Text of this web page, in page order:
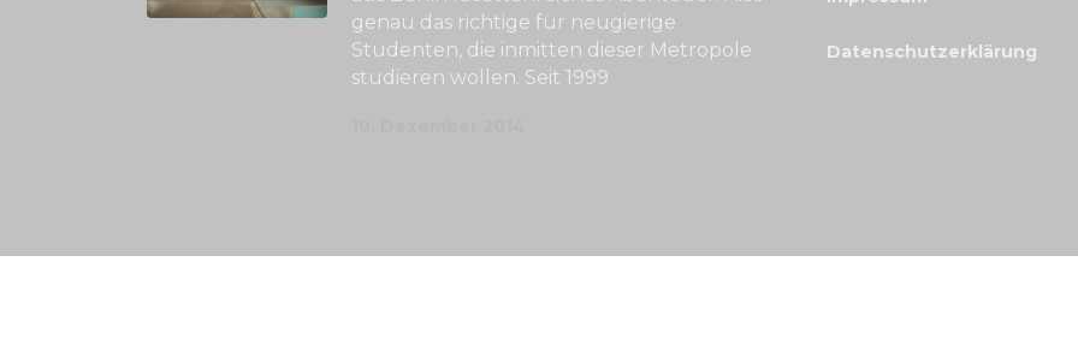
genau das richtige für neugierige
Studenten, die inmitten dieser Metropole
studieren wollen. Seit 1999
Datenschutzerklärung